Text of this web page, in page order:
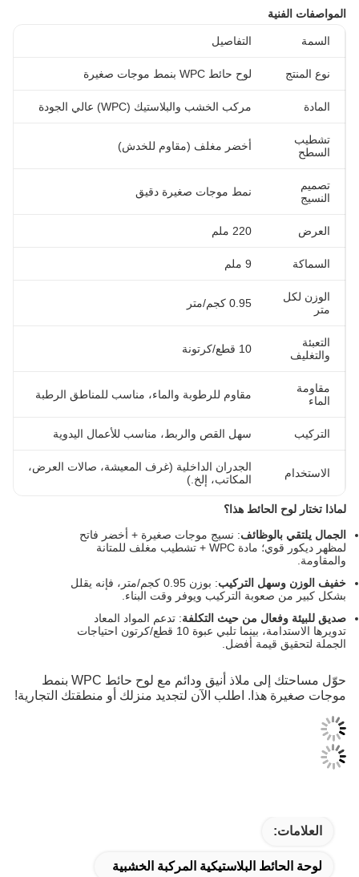
المواصفات الفنية
السمة التفاصيل
نوع المنتج لوح حائط WPC بنمط موجات صغيرة
المادة مركب الخشب والبلاستيك (WPC) عالي الجودة
تشطيب
السطح
أخضر مغلف (مقاوم للخدش)
تصميم
النسيج
نمط موجات صغيرة دقيق
العرض 220 ملم
السماكة
الوزن لكل
متر
0.95 كجم/متر
التعبئة
والتغليف
10 قطع/كرتونة
مقاومة
الماء
مقاوم للرطوبة والماء، مناسب للمناطق الرطبة
التركيب سهل القص والربط، مناسب للأعمال اليدوية
الاستخدام
الجدران الداخلية (غرف المعيشة، صالات العرض،
المكاتب، إلخ.)
لماذا تختار لوح الحائط هذا؟
الجمال يلتقي بالوظائف: نسيج موجات صغيرة + أخضر فاتح
لمظهر ديكور قوي؛ مادة WPC + تشطيب مغلف للمتانة
والمقاومة.
خفيف الوزن وسهل التركيب
: بوزن 0.95 كجم/متر، فإنه يقلل
بشكل كبير من صعوبة التركيب ويوفر وقت البناء.
صديق للبيئة وفعال من حيث التكلفة: تدعم المواد المعاد
تدويرها الاستدامة، بينما تلبي عبوة 10 قطع/كرتون احتياجات
الجملة لتحقيق قيمة أفضل.
حوّل مساحتك إلى ملاذ أنيق ودائم مع لوح حائط WPC بنمط
موجات صغيرة هذا. اطلب الآن لتجديد منزلك أو منطقتك التجارية!
العلامات:
لوحة الحائط البلاستيكية المركبة الخشبية